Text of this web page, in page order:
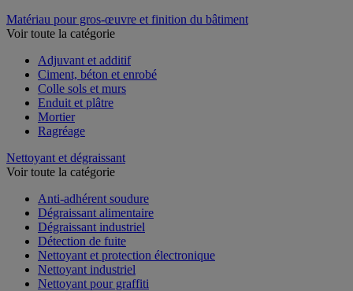
Matériau pour gros-œuvre et finition du bâtiment
Voir toute la catégorie
Adjuvant et additif
Ciment, béton et enrobé
Colle sols et murs
Enduit et plâtre
Mortier
Ragréage
Nettoyant et dégraissant
Voir toute la catégorie
Anti-adhérent soudure
Dégraissant alimentaire
Dégraissant industriel
Détection de fuite
Nettoyant et protection électronique
Nettoyant industriel
Nettoyant pour graffiti